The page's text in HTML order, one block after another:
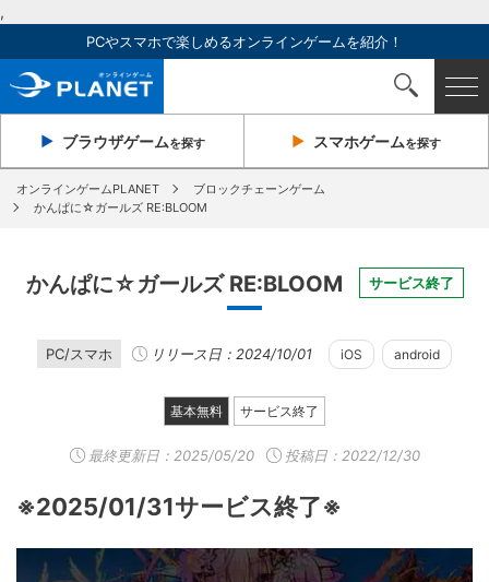
,
PCやスマホで楽しめるオンラインゲームを紹介！
ブラウザゲームを探す スマホゲームを探す
オンラインゲームPLANET
ブロックチェーンゲーム
かんぱに☆ガールズ RE:BLOOM
かんぱに☆ガールズ RE:BLOOM サービス終了
PC/スマホ リリース日：2024/10/01 iOS android
基本無料 サービス終了
最終更新日： 2025/05/20 投稿日：2022/12/30
※2025/01/31サービス終了※